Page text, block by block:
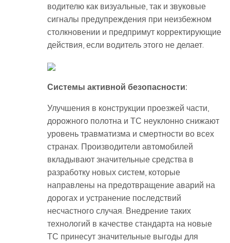
водителю как визуальные, так и звуковые
сигналы предупреждения при неизбежном
столкновении и предпримут корректирующие
действия, если водитель этого не делает.
Системы активной безопасности:
Улучшения в конструкции проезжей части,
дорожного полотна и ТС неуклонно снижают
уровень травматизма и смертности во всех
странах. Производители автомобилей
вкладывают значительные средства в
разработку новых систем, которые
направлены на предотвращение аварий на
дорогах и устранение последствий
несчастного случая. Внедрение таких
технологий в качестве стандарта на новые
ТС принесут значительные выгоды для